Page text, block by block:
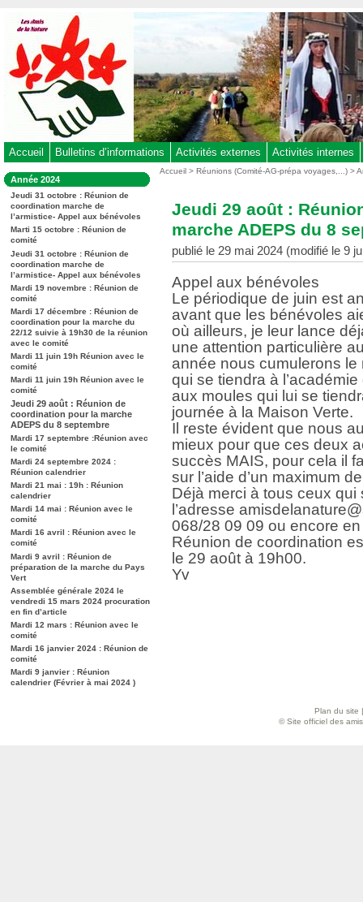
au
contenu
-
Aller
au
menu
-
à
la
recherche
Accueil Bulletins d’informations Activités externes Activités internes
Dans
la
rubrique
:
Année 2024
Jeudi 31 octobre : Réunion de
coordination marche de
l’armistice- Appel aux bénévoles
Marti 15 octobre : Réunion de
comité
Jeudi 31 octobre : Réunion de
coordination marche de
l’armistice- Appel aux bénévoles
Mardi 19 novembre : Réunion de
comité
Mardi 17 décembre : Réunion de
coordination pour la marche du
22/12 suivie à 19h30 de la réunion
avec le comité
Mardi 11 juin 19h Réunion avec le
comité
Mardi 11 juin 19h Réunion avec le
comité
Jeudi 29 août : Réunion de
coordination pour la marche
ADEPS du 8 septembre
Mardi 17 septembre :Réunion avec
le comité
Mardi 24 septembre 2024 :
Réunion calendrier
Mardi 21 mai : 19h : Réunion
calendrier
Mardi 14 mai : Réunion avec le
comité
Mardi 16 avril : Réunion avec le
comité
Mardi 9 avril : Réunion de
préparation de la marche du Pays
Vert
Assemblée générale 2024 le
vendredi 15 mars 2024 procuration
en fin d’article
Mardi 12 mars : Réunion avec le
comité
Mardi 16 janvier 2024 : Réunion de
comité
Mardi 9 janvier : Réunion
calendrier (Février à mai 2024 )
Vous
Accueil >Réunions (Comité-AG-prépa voyages,...) >
Jeudi 29 août :
marche ADEPS du 8
publié le 29 mai 2024 (modifié le 9
Appel aux bénévoles
Le périodique de juin est
avant que les bénévoles
où ailleurs, je leur lance
une attention particulière
année nous cumulerons le
qui se tiendra à
aux moules qui lui se
journée à la Maison Verte.
Il reste évident que nous
mieux pour que ces deux
succès MAIS, pour cela il
sur l’aide d’un maximum
Déjà merci à tous ceux
l’adresse
068/28 09 09 ou encore
Réunion de coordination
le 29 août à 19h00.
Yv
Plan du site
© Site officiel des